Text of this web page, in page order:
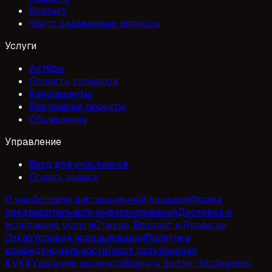
Контакт
Часто задаваемые вопросы
Услуги
Актёры
Проекты сериалов
Кинопроекты
Рекламные проекты
Объявления
Управление
Вход для участников
Подать заявку
О насДоговор дистанционной продажиФорма
предварительного информированияДоставка и
исполнение услугиОтмена, Возврат и Право на
ОтказУсловия использованияПолитика
конфиденциальностиТекст разъяснения
KVKKУдаление аккаунтаBaşvuru Şartları Sözleşmesi